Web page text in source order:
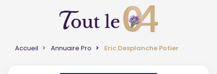
Accueil Annuaire Pro Eric Desplanche Potier